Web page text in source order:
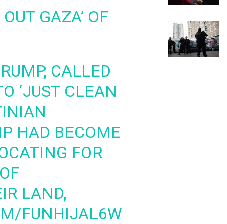
GAZA’ OF
CALLED
‘JUST CLEAN
HAD BECOME
FOR
LAND,
FUNHIJAL6W